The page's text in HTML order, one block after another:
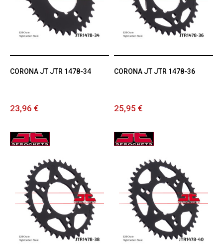
CORONA JT JTR 1478-34
23,96 €
CORONA JT JTR 1478-36
25,95 €